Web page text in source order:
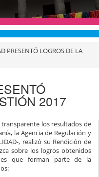
PRESENTÓ LOGROS DE LA
2017
los resultados de
la Agencia de Regulación y
, realizó su Rendición de
sobre los logros obtenidos
que forman parte de la